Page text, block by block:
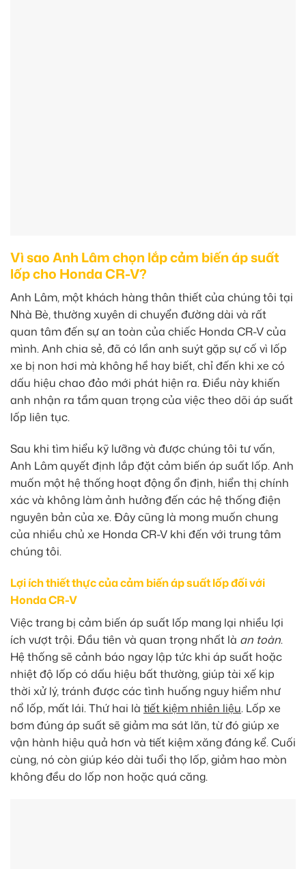
Vì sao Anh Lâm chọn lắp cảm biến áp suất
lốp cho Honda CR-V?
Anh Lâm, một khách hàng thân thiết của chúng tôi tại
Nhà Bè, thường xuyên di chuyển đường dài và rất
quan tâm đến sự an toàn của chiếc Honda CR-V của
mình. Anh chia sẻ, đã có lần anh suýt gặp sự cố vì lốp
xe bị non hơi mà không hề hay biết, chỉ đến khi xe có
dấu hiệu chao đảo mới phát hiện ra. Điều này khiến
anh nhận ra tầm quan trọng của việc theo dõi áp suất
lốp liên tục.
Sau khi tìm hiểu kỹ lưỡng và được chúng tôi tư vấn,
Anh Lâm quyết định lắp đặt cảm biến áp suất lốp. Anh
muốn một hệ thống hoạt động ổn định, hiển thị chính
xác và không làm ảnh hưởng đến các hệ thống điện
nguyên bản của xe. Đây cũng là mong muốn chung
của nhiều chủ xe Honda CR-V khi đến với trung tâm
chúng tôi.
Lợi ích thiết thực của cảm biến áp suất lốp đối với
Honda CR-V
Việc trang bị cảm biến áp suất lốp mang lại nhiều lợi
ích vượt trội. Đầu tiên và quan trọng nhất là an toàn.
Hệ thống sẽ cảnh báo ngay lập tức khi áp suất hoặc
nhiệt độ lốp có dấu hiệu bất thường, giúp tài xế kịp
thời xử lý, tránh được các tình huống nguy hiểm như
nổ lốp, mất lái. Thứ hai là tiết kiệm nhiên liệu. Lốp xe
bơm đúng áp suất sẽ giảm ma sát lăn, từ đó giúp xe
vận hành hiệu quả hơn và tiết kiệm xăng đáng kể. Cuối
cùng, nó còn giúp kéo dài tuổi thọ lốp, giảm hao mòn
không đều do lốp non hoặc quá căng.